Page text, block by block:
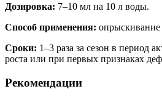
Дозировка: 7–10 мл на 10 л воды.
Способ применения: опрыскивание
Сроки: 1–3 раза за сезон в период
роста или при первых признаках
Рекомендации